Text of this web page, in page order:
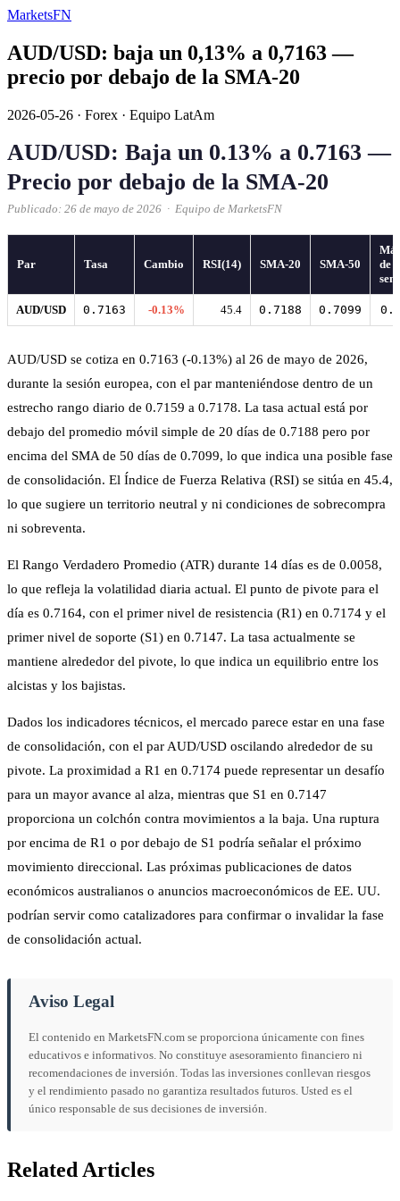
MarketsFN
AUD/USD: baja un 0,13% a 0,7163 —
precio por debajo de la SMA-20
2026-05-26 · Forex · Equipo LatAm
AUD/USD: Baja un 0.13% a 0.7163 —
Precio por debajo de la SMA-20
Publicado: 26 de mayo de 2026 · Equipo de MarketsFN
Par Tasa Cambio RSI(14) SMA-20 SMA-50
de
AUD/USD 0.7163 -0.13% 45.4 0.7188 0.7099
AUD/USD se cotiza en 0.7163 (-0.13%) al 26 de mayo de 2026,
durante la sesión europea, con el par manteniéndose dentro de un
estrecho rango diario de 0.7159 a 0.7178. La tasa actual está por
debajo del promedio móvil simple de 20 días de 0.7188 pero por
encima del SMA de 50 días de 0.7099, lo que indica una posible fase
de consolidación. El Índice de Fuerza Relativa (RSI) se sitúa en 45.4,
lo que sugiere un territorio neutral y ni condiciones de sobrecompra
ni sobreventa.
El Rango Verdadero Promedio (ATR) durante 14 días es de 0.0058,
lo que refleja la volatilidad diaria actual. El punto de pivote para el
día es 0.7164, con el primer nivel de resistencia (R1) en 0.7174 y el
primer nivel de soporte (S1) en 0.7147. La tasa actualmente se
mantiene alrededor del pivote, lo que indica un equilibrio entre los
alcistas y los bajistas.
Dados los indicadores técnicos, el mercado parece estar en una fase
de consolidación, con el par AUD/USD oscilando alrededor de su
pivote. La proximidad a R1 en 0.7174 puede representar un desafío
para un mayor avance al alza, mientras que S1 en 0.7147
proporciona un colchón contra movimientos a la baja. Una ruptura
por encima de R1 o por debajo de S1 podría señalar el próximo
movimiento direccional. Las próximas publicaciones de datos
económicos australianos o anuncios macroeconómicos de EE. UU.
podrían servir como catalizadores para confirmar o invalidar la fase
de consolidación actual.
Aviso Legal
El contenido en MarketsFN.com se proporciona únicamente con fines
educativos e informativos. No constituye asesoramiento financiero ni
recomendaciones de inversión. Todas las inversiones conllevan riesgos
y el rendimiento pasado no garantiza resultados futuros. Usted es el
único responsable de sus decisiones de inversión.
Related Articles